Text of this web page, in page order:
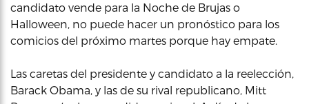
candidato vende para la Noche de Brujas o
Halloween, no puede hacer un pronóstico para los
comicios del próximo martes porque hay empate.
Las caretas del presidente y candidato a la reelección,
Barack Obama, y las de su rival republicano, Mitt